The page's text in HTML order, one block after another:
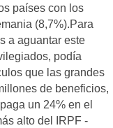
países con los
(8,7%).Para
a aguantar este
podía
que las grandes
de beneficios,
un 24% en el
alto del IRPF -